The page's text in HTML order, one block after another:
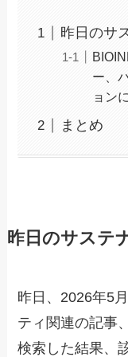
昨日のサ
ー、
ョン
まとめ
昨日のサステ
昨日、2026年5
ティ関連の記事
検索した結果、